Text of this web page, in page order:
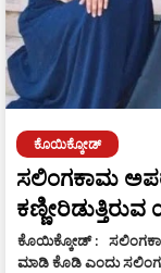
ಕೊಯಿಕ್ಕೋಡ್
ಸಲಿಂಗಕಾಮ
ಕೊಯಿಕ್ಕೋಡ್ ​: ಸಲಿಂಗಕಾಮ
ಮಾಡಿ ಕೊಡಿ ಎಂದು